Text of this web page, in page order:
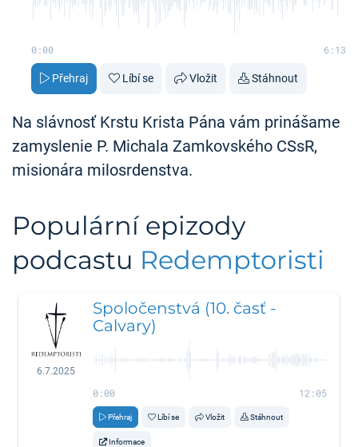
0:00 6:13
Přehraj Líbí se Vložit Stáhnout
Na slávnosť Krstu Krista Pána vám prinášame
zamyslenie P. Michala Zamkovského CSsR,
misionára milosrdenstva.
Populární epizody
podcastu Redemptoristi
6.7.2025
Spoločenstvá (10. časť -
Calvary)
0:00 12:05
Přehraj Líbí se Vložit Stáhnout
Informace